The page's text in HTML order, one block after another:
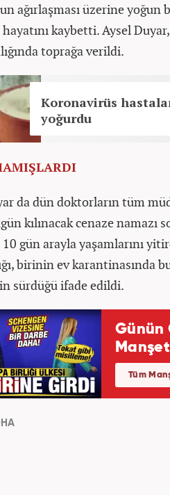
ağırlaşması üzerine yoğun
hayatını kaybetti. Aysel
toprağa verildi.
Koronavirüs
yoğurdu
da dün doktorların tüm
kılınacak cenaze namazı
gün arayla yaşamlarını
birinin ev karantinasında
sürdüğü ifade edildi.